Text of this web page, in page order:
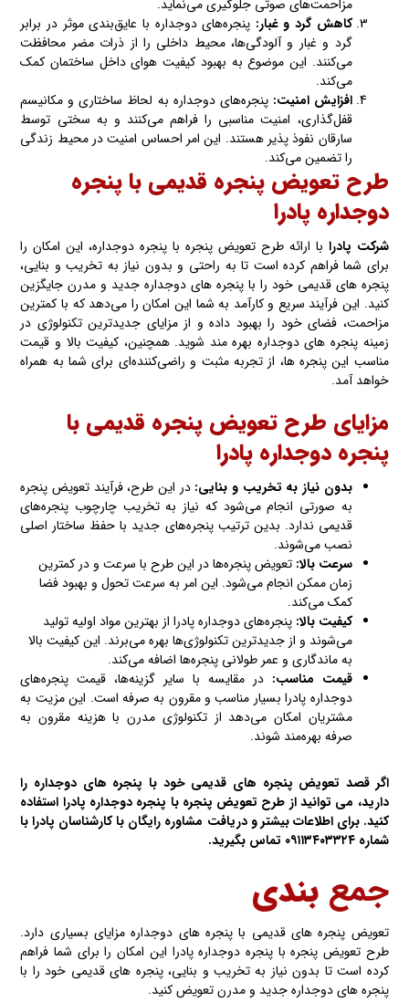
مزاحمت‌های صوتی جلوگیری می‌نماید.
کاهش گرد و غبار: پنجره‌های دوجداره با عایق‌بندی موثر در برابر
گرد و غبار و آلودگی‌ها، محیط داخلی را از ذرات مضر محافظت
می‌کنند. این موضوع به بهبود کیفیت هوای داخل ساختمان کمک
می‌کند.
افزایش امنیت: پنجره‌های دوجداره به لحاظ ساختاری و مکانیسم
قفل‌گذاری، امنیت مناسبی را فراهم می‌کنند و به سختی توسط
سارقان نفوذ پذیر هستند. این امر احساس امنیت در محیط زندگی
را تضمین می‌کند.
طرح تعویض پنجره قدیمی با پنجره
دوجداره پادرا
شرکت پادرا با ارائه طرح تعویض پنجره با پنجره دوجداره، این امکان را
برای شما فراهم کرده است تا به راحتی و بدون نیاز به تخریب و بنایی،
پنجره های قدیمی خود را با پنجره های دوجداره جدید و مدرن جایگزین
کنید. این فرآیند سریع و کارآمد به شما این امکان را می‌دهد که با کمترین
مزاحمت، فضای خود را بهبود داده و از مزایای جدیدترین تکنولوژی در
زمینه پنجره های دوجداره بهره مند شوید. همچنین، کیفیت بالا و قیمت
مناسب این پنجره ها، از تجربه مثبت و راضی‌کننده‌ای برای شما به همراه
خواهد آمد.
مزایای طرح تعویض پنجره قدیمی با
پنجره دوجداره پادرا
بدون نیاز به تخریب و بنایی: در این طرح، فرآیند تعویض پنجره
به صورتی انجام می‌شود که نیاز به تخریب چارچوب پنجره‌های
قدیمی ندارد. بدین ترتیب پنجره‌های جدید با حفظ ساختار اصلی
نصب می‌شوند.
سرعت بالا: تعویض پنجره‌ها در این طرح با سرعت و در کمترین
زمان ممکن انجام می‌شود. این امر به سرعت تحول و بهبود فضا
کمک می‌کند.
کیفیت بالا: پنجره‌های دوجداره پادرا از بهترین مواد اولیه تولید
می‌شوند و از جدیدترین تکنولوژی‌ها بهره می‌برند. این کیفیت بالا
به ماندگاری و عمر طولانی پنجره‌ها اضافه می‌کند.
قیمت مناسب: در مقایسه با سایر گزینه‌ها، قیمت پنجره‌های
دوجداره پادرا بسیار مناسب و مقرون به صرفه است. این مزیت به
مشتریان امکان می‌دهد از تکنولوژی مدرن با هزینه مقرون به
صرفه بهره‌مند شوند.
اگر قصد تعویض پنجره های قدیمی خود با پنجره های دوجداره را
دارید، می توانید از طرح تعویض پنجره با پنجره دوجداره پادرا استفاده
کنید. برای اطلاعات بیشتر و دریافت مشاوره رایگان با کارشناسان پادرا با
شماره۰۹۱۱۳۴۰۳۳۲۴ تماس بگیرید.
جمعبندی
تعویض پنجره های قدیمی با پنجره های دوجداره مزایای بسیاری دارد.
طرح تعویض پنجره با پنجره دوجداره پادرا این امکان را برای شما فراهم
کرده است تا بدون نیاز به تخریب و بنایی، پنجره های قدیمی خود را با
پنجره های دوجداره جدید و مدرن تعویض کنید.